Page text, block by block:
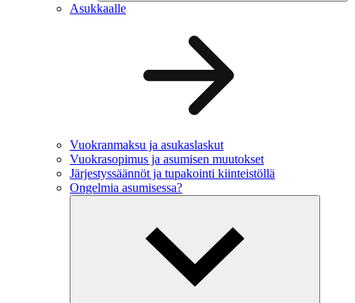
Asukkaalle
Vuokranmaksu ja asukaslaskut
Vuokrasopimus ja asumisen muutokset
Järjestyssäännöt ja tupakointi kiinteistöllä
Ongelmia asumisessa?